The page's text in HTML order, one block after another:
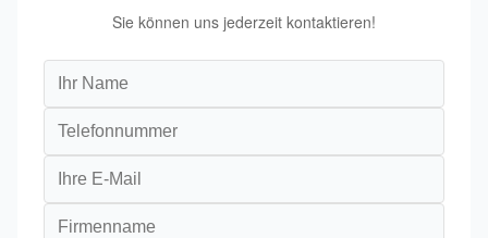
Sie können uns jederzeit kontaktieren!